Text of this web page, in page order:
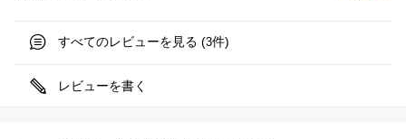
すべてのレビューを見る (3件)
レビューを書く